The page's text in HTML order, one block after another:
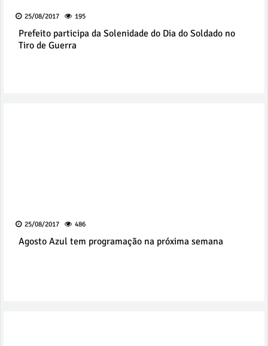
25/08/2017 195
Prefeito participa da Solenidade do Dia do Soldado no
Tiro de Guerra
25/08/2017 486
Agosto Azul tem programação na próxima semana